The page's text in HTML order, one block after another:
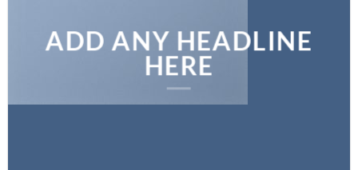
ADD ANY HEADLINE
HERE